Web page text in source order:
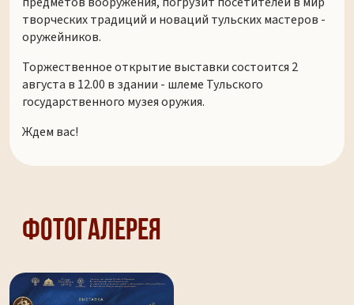
творческих традиций и новаций тульских мастеров -
оружейников.
Торжественное открытие выставки состоится 2
августа в 12.00 в здании - шлеме Тульского
государственного музея оружия.
Ждем вас!
Фотогалерея